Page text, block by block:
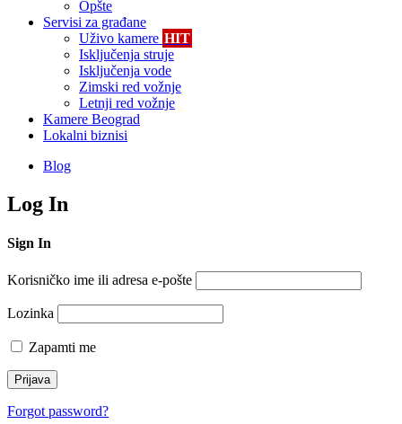
Opšte
Servisi za građane
Uživo kamere HIT
Isključenja struje
Isključenja vode
Zimski red vožnje
Letnji red vožnje
Kamere Beograd
Lokalni biznisi
Blog
Log In
Sign In
Korisničko ime ili adresa e-pošte
Lozinka
Zapamti me
Forgot password?